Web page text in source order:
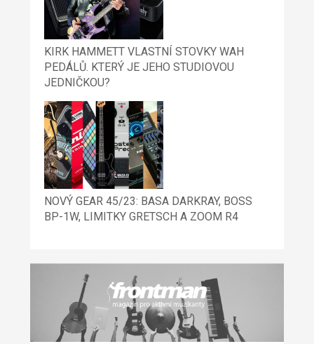
KIRK HAMMETT VLASTNÍ STOVKY WAH
PEDÁLŮ. KTERÝ JE JEHO STUDIOVOU
JEDNIČKOU?
NOVÝ GEAR 45/23: BASA DARKRAY, BOSS
BP-1W, LIMITKY GRETSCH A ZOOM R4